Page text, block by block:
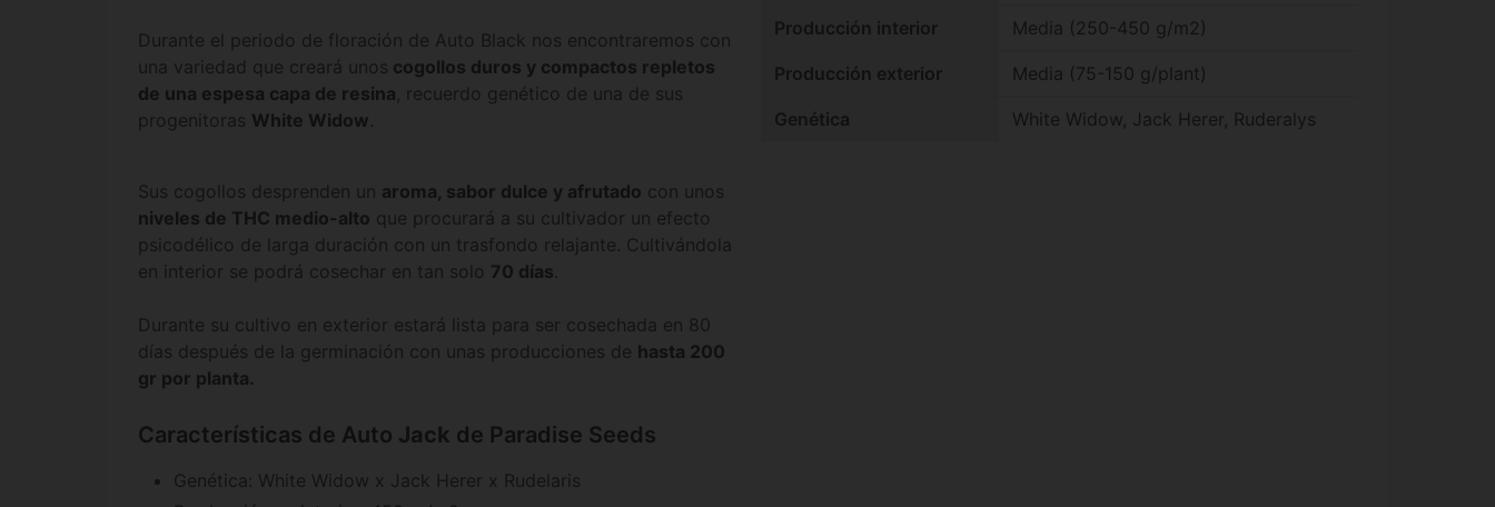
Durante el periodo de floración de Auto Black nos encontraremos con
una variedad que creará unos cogollos duros y compactos repletos
de una espesa capa de resina, recuerdo genético de una de sus
progenitoras White Widow.
Sus cogollos desprenden un aroma, sabor dulce y afrutado con unos
niveles de THC medio-alto que procurará a su cultivador un efecto
psicodélico de larga duración con un trasfondo relajante. Cultivándola
en interior se podrá cosechar en tan solo 70 días.
Durante su cultivo en exterior estará lista para ser cosechada en 80
días después de la germinación con unas producciones de hasta 200
gr por planta.
Características de Auto Jack de Paradise Seeds
Genética: White Widow x Jack Herer x Rudelaris
Producción interior Media (250-450 g/m2)
Producción exterior Media (75-150 g/plant)
Genética White Widow, Jack Herer, Ruderalys